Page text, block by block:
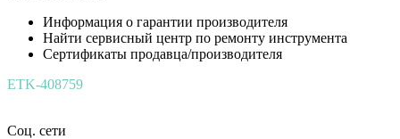
Информация о гарантии производителя
Найти сервисный центр по ремонту инструмента
Сертификаты продавца/производителя
ETK-408759
Соц. сети